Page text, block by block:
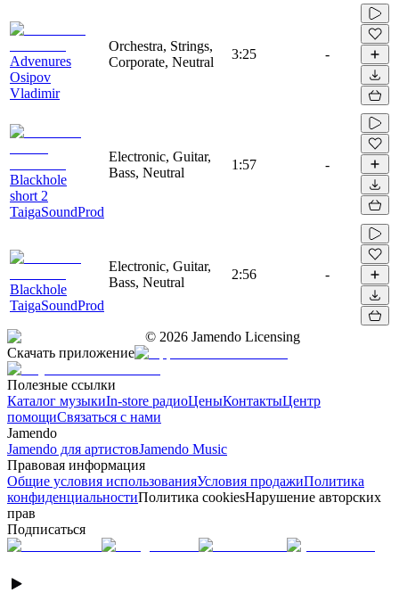
Advenures
Osipov
Vladimir
Orchestra, Strings,
Corporate, Neutral
3:25 -
Blackhole
short 2
TaigaSoundProd
Electronic, Guitar,
Bass, Neutral
1:57 -
Blackhole
TaigaSoundProd
Electronic, Guitar,
Bass, Neutral
2:56 -
© 2026 Jamendo Licensing
Скачать приложение
Полезные ссылки
Каталог музыкиIn-store радиоЦеныКонтактыЦентр
помощиСвязаться с нами
Jamendo
Jamendo для артистовJamendo Music
Правовая информация
Общие условия использованияУсловия продажиПолитика
конфиденциальностиПолитика cookiesНарушение авторских
прав
Подписаться